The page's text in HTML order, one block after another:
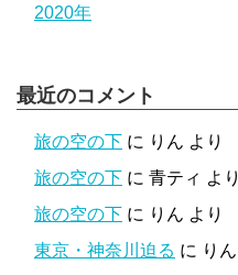
2020年
最近のコメント
旅の空の下 に りん より
旅の空の下 に 青ティ より
旅の空の下 に りん より
東京・神奈川迫る に りん